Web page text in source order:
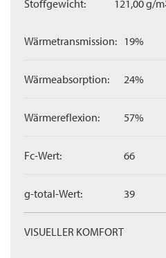
Stoffgewicht: 121,00 g/m
Wärmetransmission: 19%
Wärmeabsorption: 24%
Wärmereflexion: 57%
Fc-Wert: 66
g-total-Wert: 39
VISUELLER KOMFORT